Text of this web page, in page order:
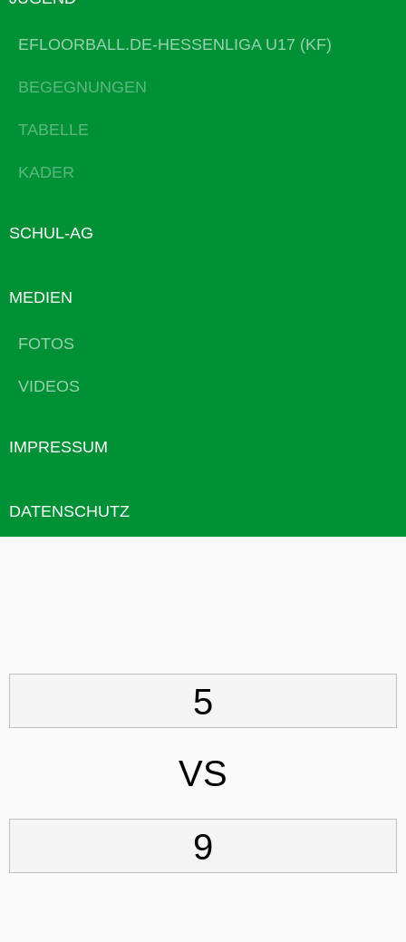
EFLOORBALL.DE-HESSENLIGA U17 (KF)
BEGEGNUNGEN
TABELLE
KADER
SCHUL-AG
MEDIEN
FOTOS
VIDEOS
IMPRESSUM
DATENSCHUTZ
5
VS
9